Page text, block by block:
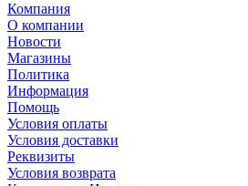
Компания
О компании
Новости
Магазины
Политика
Информация
Помощь
Условия оплаты
Условия доставки
Реквизиты
Условия возврата